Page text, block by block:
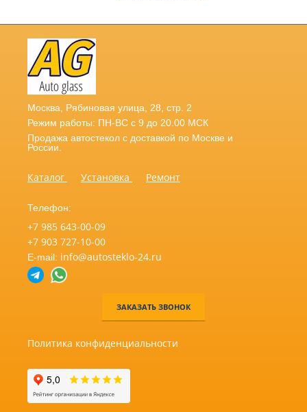
Москва, Рябиновая улица, 28, стр. 2
Режим работы: ПН-ВС с 9 до 20.00 МСК
Продажа автостекол с доставкой по Москве и
России.
Каталог Установка Ремонт
Телефон:
+7 985 643-00-09
+7 903 727-10-00
E-mail: info@autosteklo-24.ru
ЗАКАЗАТЬ ЗВОНОК
Политика конфиденциальности